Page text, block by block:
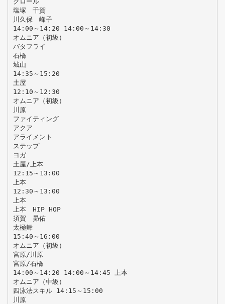
塩塚 千賀
川久保 峰子
14:00～14:20 14:00～14:30
オムニア（初級）
バタフライ
石橋
城山
14:35～15:20
土屋
12:10～12:30
オムニア（初級）
川原
ファイティング
アクア
アライメント
ステップ
ヨガ
土屋/上本
12:15～13:00
上本
12:30～13:00
上本
上本 HIP HOP
須賀 昴佑
太極舞
15:40～16:00
オムニア（初級）
宮原/川原
宮原/石橋
14:00～14:20 14:00～14:45 上本
オムニア（中級）
四泳法スキル 14:15～15:00
川原